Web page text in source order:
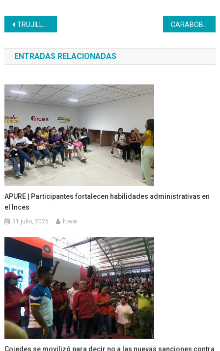
Navegación
de
entradas
TRUJILLO | Inces se incorpora al plan “Una gotica de amor para mi escuela”
ENTRADAS RELACIONADAS
APURE | Participantes fortalecen habilidades administrativas en
el Inces
31 julio, 2025 ltovar
Cojedes se movilizó para decir no a las nuevas sanciones contra